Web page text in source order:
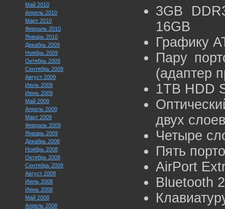
Май 2010
Апрель 2010
Март 2010
Февраль 2010
Январь 2010
Декабрь 2009
Ноябрь 2009
Октябрь 2009
Сентябрь 2009
Август 2009
Июль 2009
Июнь 2009
Май 2009
Апрель 2009
Март 2009
Февраль 2009
Январь 2009
Декабрь 2008
Ноябрь 2008
Октябрь 2008
Сентябрь 2008
Август 2008
Июль 2008
Июнь 2008
Май 2008
Апрель 2008
3GB
16GB
Графику
Пару
(адаптер
1TB HDD
двух
Четыре
Пять
AirPort
Bluetooth